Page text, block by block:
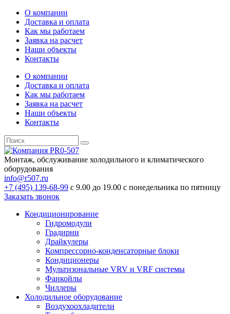
О компании
Доставка и оплата
Как мы работаем
Заявка на расчет
Наши объекты
Контакты
О компании
Доставка и оплата
Как мы работаем
Заявка на расчет
Наши объекты
Контакты
Монтаж, обслуживание холодильного и климатического
оборудования
info@r507.ru
+7 (495) 139-68-99 с 9.00 до 19.00 с понедельника по пятницу
Заказать звонок
Кондиционирование
Гидромодули
Градирни
Драйкулеры
Компрессорно-конденсаторные блоки
Кондиционеры
Мультизональные VRV и VRF системы
Фанкойлы
Чиллеры
Холодильное оборудование
Воздухоохладители